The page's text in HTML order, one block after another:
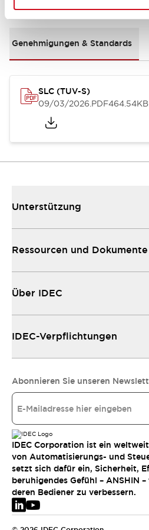
Genehmigungen & Standards
SLC (TUV-S)
09/03/2026.PDF464.54KB
Unterstützung
Ressourcen und Dokumente
Über IDEC
IDEC-Verpflichtungen
Abonnieren Sie unseren
IDEC Corporation ist ein
von Automatisierungs- und
setzt sich dafür ein, Sicherheit,
beruhigendes Gefühl – ANSHIN
deren Bediener zu verbessern.